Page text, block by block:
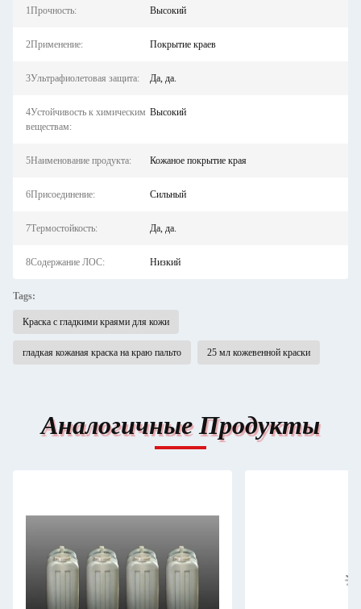
1Прочность: Высокий
2Применение: Покрытие краев
3Ультрафиолетовая защита: Да, да.
4Устойчивость к химическим
веществам:
Высокий
5Наименование продукта: Кожаное покрытие края
6Присоединение: Сильный
7Термостойкость: Да, да.
8Содержание ЛОС: Низкий
Tags:
Краска с гладкими краями для кожи
гладкая кожаная краска на краю пальто 25 мл кожевенной краски
Аналогичные Продукты